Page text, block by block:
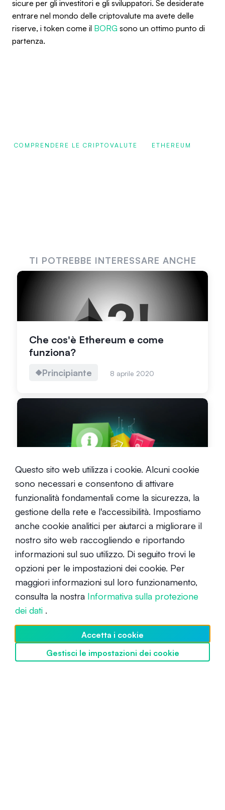
sicure per gli investitori e gli sviluppatori. Se desiderate
entrare nel mondo delle criptovalute ma avete delle
riserve, i token come il BORG sono un ottimo punto di
partenza.
COMPRENDERE LE CRIPTOVALUTE ETHEREUM
TI POTREBBE INTERESSARE ANCHE
Che cos'è Ethereum e come
funziona?
Principiante 8 aprile 2020
Come funziona la Blockchain
Principiante 24 agosto 2023
Che cos'è il Bitcoin?
Principiante 13 aprile 2020
Questo sito web utilizza i cookie. Alcuni cookie
sono necessari e consentono di attivare
funzionalità fondamentali come la sicurezza, la
gestione della rete e l'accessibilità. Impostiamo
anche cookie analitici per aiutarci a migliorare il
nostro sito web raccogliendo e riportando
informazioni sul suo utilizzo. Di seguito trovi le
opzioni per le impostazioni dei cookie. Per
maggiori informazioni sul loro funzionamento,
consulta la nostra Informativa sulla protezione
dei dati .
Accetta i cookie
Gestisci le impostazioni dei cookie
Scopri SwissBorg